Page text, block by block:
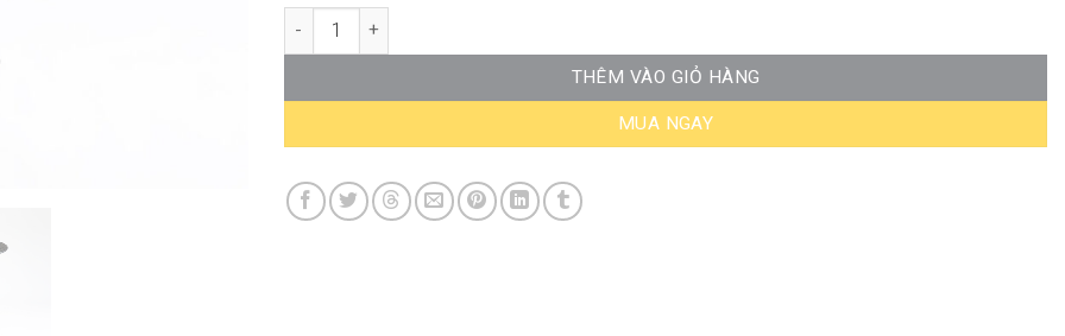
Bàn Cafe Nhựa Tròn Ngoài Trời ST-WT114 số lượng
THÊM VÀO GIỎ HÀNG
MUA NGAY